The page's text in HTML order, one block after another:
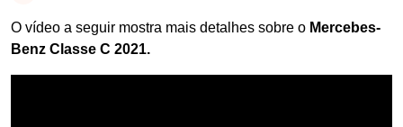
O vídeo a seguir mostra mais detalhes sobre o Mercebes-
Benz Classe C 2021.